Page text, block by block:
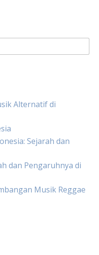
Alternatif di
Sejarah dan
dan Pengaruhnya di
Musik Reggae